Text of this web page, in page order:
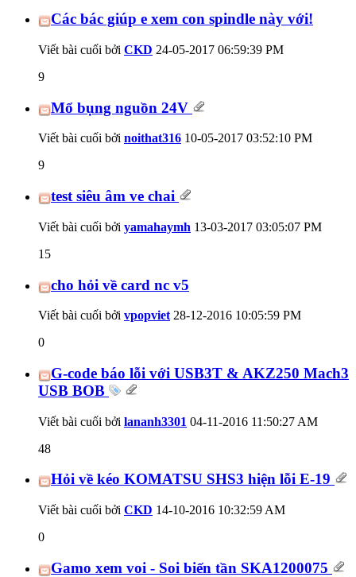
Các bác giúp e xem con spindle này với!
Viết bài cuối bởi CKD 24-05-2017 06:59:39 PM
9
Mổ bụng nguồn 24V
Viết bài cuối bởi noithat316 10-05-2017 03:52:10 PM
9
test siêu âm ve chai
Viết bài cuối bởi yamahaymh 13-03-2017 03:05:07 PM
15
cho hỏi về card nc v5
Viết bài cuối bởi vpopviet 28-12-2016 10:05:59 PM
0
G-code báo lỗi với USB3T & AKZ250 Mach3
USB BOB
Viết bài cuối bởi lananh3301 04-11-2016 11:50:27 AM
48
Hỏi về kéo KOMATSU SHS3 hiện lỗi E-19
Viết bài cuối bởi CKD 14-10-2016 10:32:59 AM
0
Gamo xem voi - Soi biến tần SKA1200075